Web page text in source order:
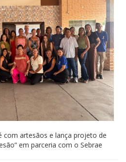
com artesãos e lança projeto de
em parceria com o Sebrae